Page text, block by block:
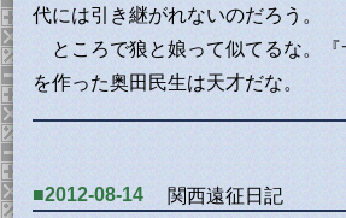
代には引き継がれないのだろう。
ところで狼と娘って似てるな。『
を作った奥田民生は天才だな。
■2012-08-14 関西遠征日記